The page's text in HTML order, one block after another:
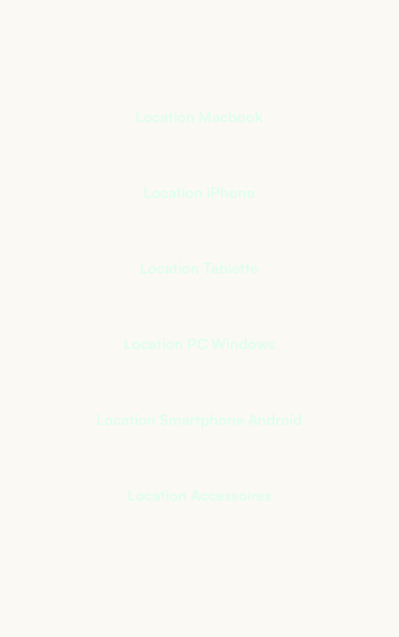
Location Macbook
Location iPhone
Location Tablette
Location PC Windows
Location Smartphone Android
Location Accessoires